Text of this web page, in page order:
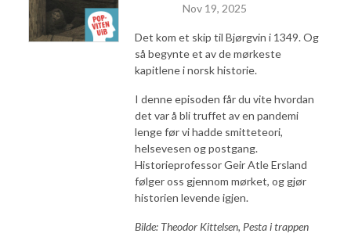
Nov 19, 2025
Det kom et skip til Bjørgvin i 1349. Og
så begynte et av de mørkeste
kapitlene i norsk historie.
I denne episoden får du vite hvordan
det var å bli truffet av en pandemi
lenge før vi hadde smitteteori,
helsevesen og postgang.
Historieprofessor Geir Atle Ersland
følger oss gjennom mørket, og gjør
historien levende igjen.
Bilde: Theodor Kittelsen, Pesta i trappen